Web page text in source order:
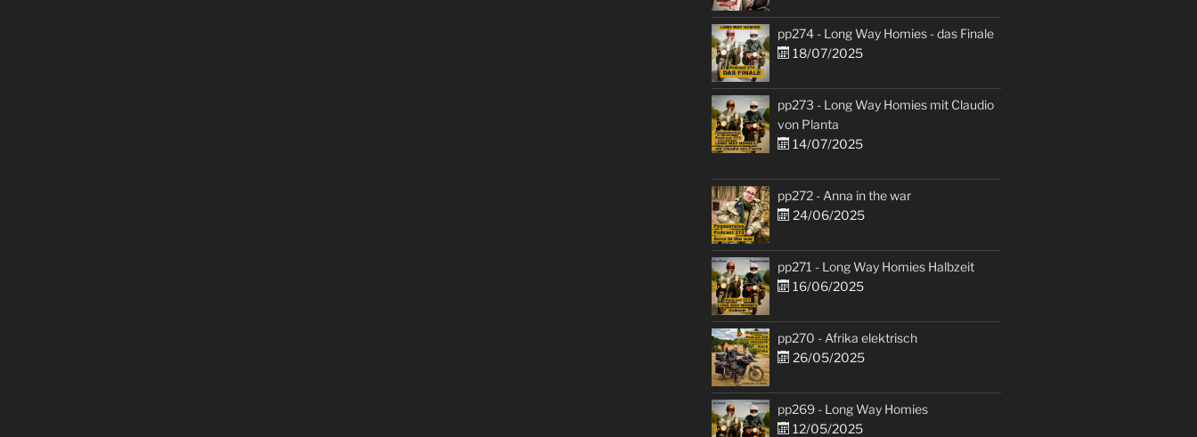
pp274 - Long Way Homies - das Finale
18/07/2025
pp273 - Long Way Homies mit Claudio
von Planta
14/07/2025
pp272 - Anna in the war
24/06/2025
pp271 - Long Way Homies Halbzeit
16/06/2025
pp270 - Afrika elektrisch
26/05/2025
pp269 - Long Way Homies
12/05/2025